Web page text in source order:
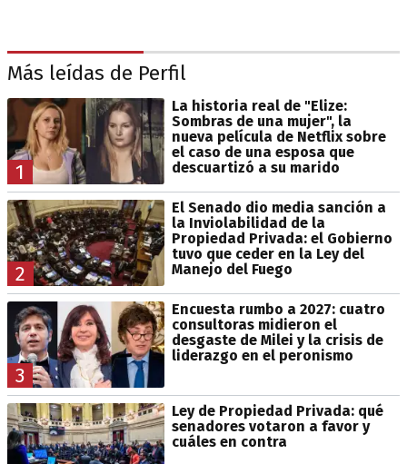
Más leídas de Perfil
1
La historia real de "Elize:
Sombras de una mujer", la
nueva película de Netflix sobre
el caso de una esposa que
descuartizó a su marido
2
El Senado dio media sanción a
la Inviolabilidad de la
Propiedad Privada: el Gobierno
tuvo que ceder en la Ley del
Manejo del Fuego
3
Encuesta rumbo a 2027: cuatro
consultoras midieron el
desgaste de Milei y la crisis de
liderazgo en el peronismo
Ley de Propiedad Privada: qué
senadores votaron a favor y
cuáles en contra